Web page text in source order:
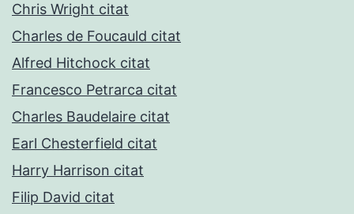
Chris Wright citat
Charles de Foucauld citat
Alfred Hitchock citat
Francesco Petrarca citat
Charles Baudelaire citat
Earl Chesterfield citat
Harry Harrison citat
Filip David citat